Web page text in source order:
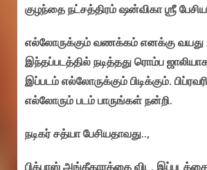
குழந்தை நட்சத்திரம் ஷன்விகா ஶ்ரீ
எல்லோருக்கும் வணக்கம் எனக்கு வயது
இந்தப்படத்தில் நடித்தது ரொம்ப
இப்படம் எல்லோருக்கும் பிடிக்கும்.
எல்லோரும் படம் பாருங்கள் நன்றி.
நடிகர் சத்யா பேசியதாவது..,
பிக்பாஸ் அங்கீகாரத்தை விட, இப்படத்தை